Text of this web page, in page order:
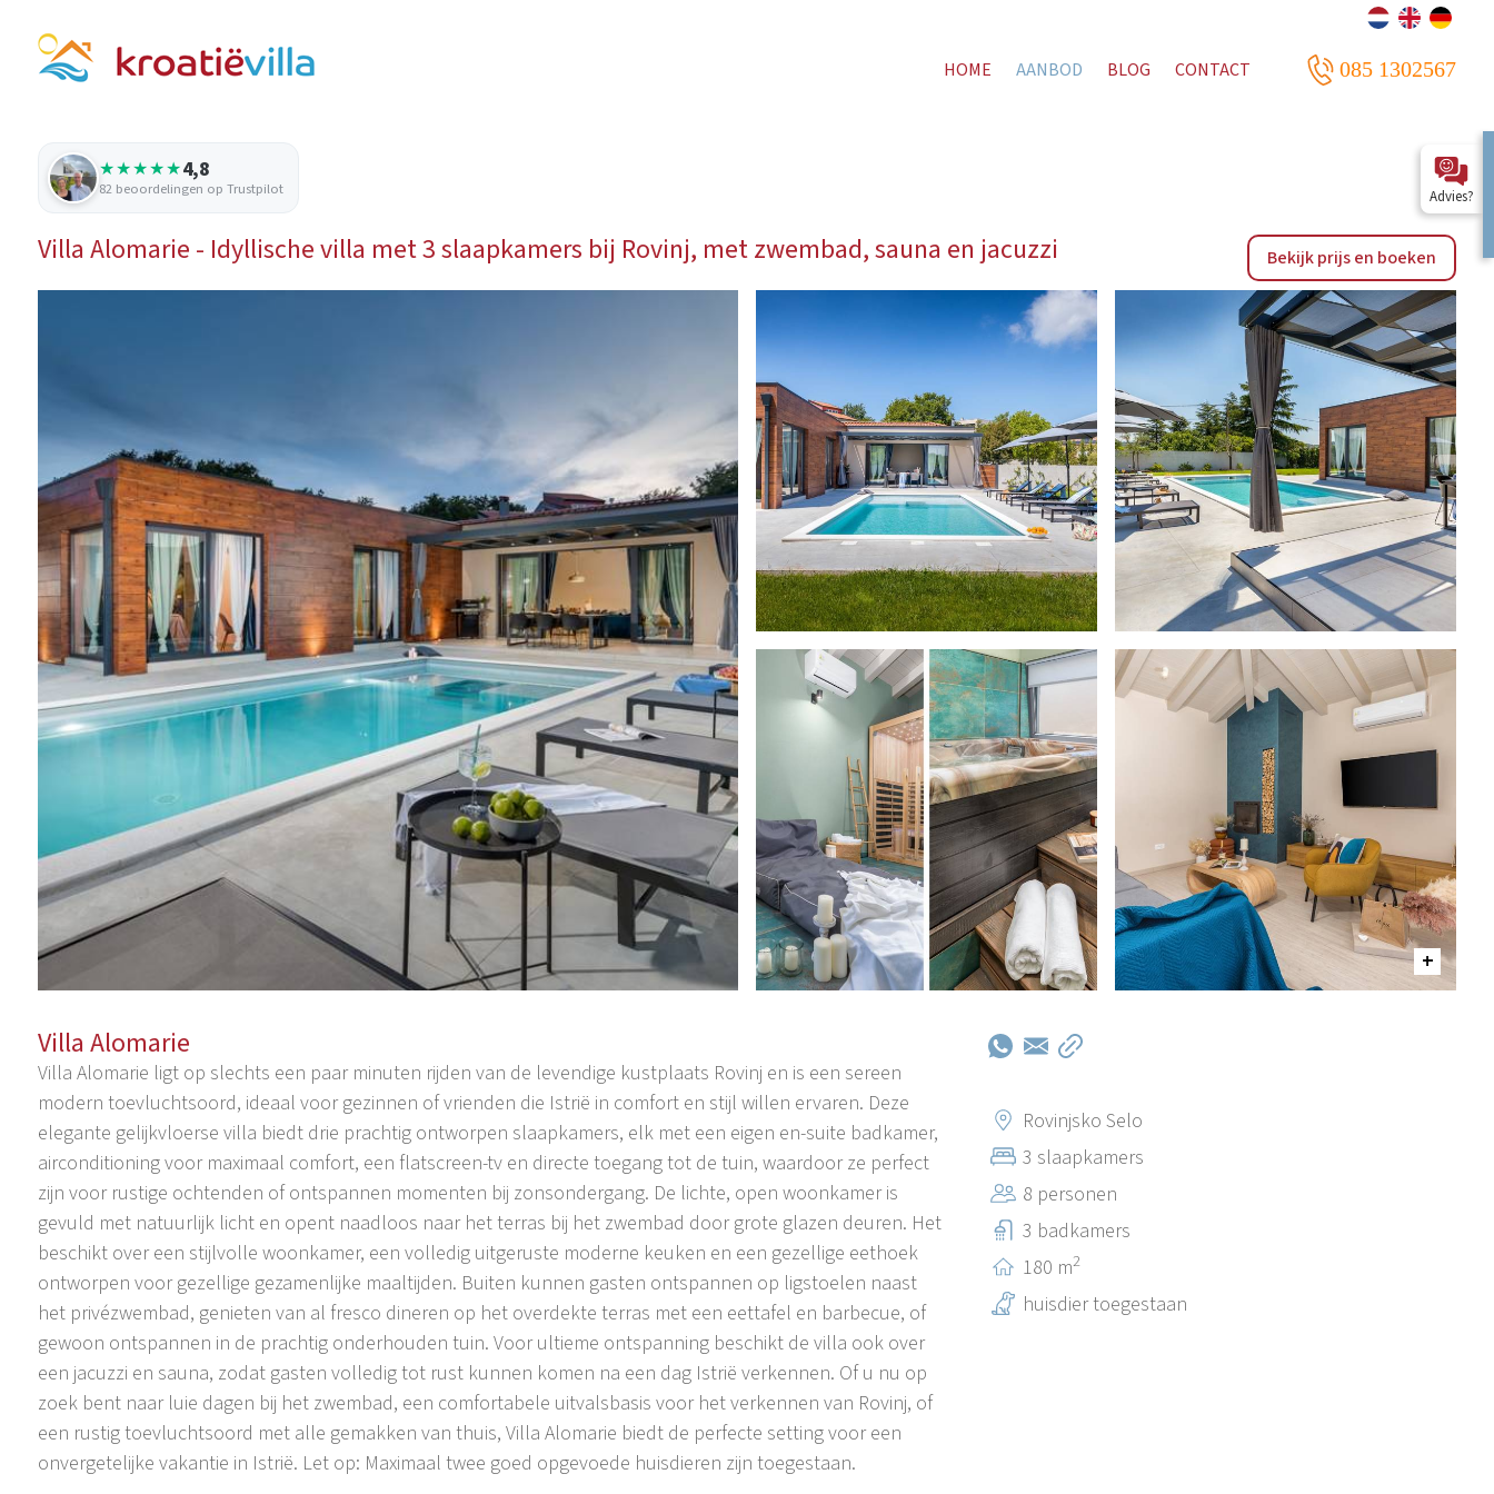
HOME AANBOD BLOG CONTACT 085 1302567
★★★★★4,8
82 beoordelingen op Trustpilot
Villa Alomarie - Idyllische villa met 3 slaapkamers bij Rovinj, met zwembad, sauna en jacuzzi Bekijk prijs en boeken
Villa Alomarie
Villa Alomarie ligt op slechts een paar minuten rijden van de levendige kustplaats Rovinj en is een sereen
modern toevluchtsoord, ideaal voor gezinnen of vrienden die Istrië in comfort en stijl willen ervaren. Deze
elegante gelijkvloerse villa biedt drie prachtig ontworpen slaapkamers, elk met een eigen en-suite badkamer,
airconditioning voor maximaal comfort, een flatscreen-tv en directe toegang tot de tuin, waardoor ze perfect
zijn voor rustige ochtenden of ontspannen momenten bij zonsondergang. De lichte, open woonkamer is
gevuld met natuurlijk licht en opent naadloos naar het terras bij het zwembad door grote glazen deuren. Het
beschikt over een stijlvolle woonkamer, een volledig uitgeruste moderne keuken en een gezellige eethoek
ontworpen voor gezellige gezamenlijke maaltijden. Buiten kunnen gasten ontspannen op ligstoelen naast
het privézwembad, genieten van al fresco dineren op het overdekte terras met een eettafel en barbecue, of
gewoon ontspannen in de prachtig onderhouden tuin. Voor ultieme ontspanning beschikt de villa ook over
een jacuzzi en sauna, zodat gasten volledig tot rust kunnen komen na een dag Istrië verkennen. Of u nu op
zoek bent naar luie dagen bij het zwembad, een comfortabele uitvalsbasis voor het verkennen van Rovinj, of
een rustig toevluchtsoord met alle gemakken van thuis, Villa Alomarie biedt de perfecte setting voor een
onvergetelijke vakantie in Istrië. Let op: Maximaal twee goed opgevoede huisdieren zijn toegestaan.
Rovinjsko Selo
3 slaapkamers
8 personen
3 badkamers
180 m2
huisdier toegestaan
Advies?